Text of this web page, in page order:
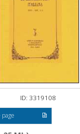
ID: 3319108